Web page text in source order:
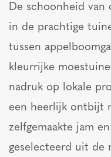
De schoonheid van
in de prachtige
tussen
kleurrijke
nadruk op lokale
een heerlijk ontbijt
zelfgemaakte jam
geselecteerd uit de